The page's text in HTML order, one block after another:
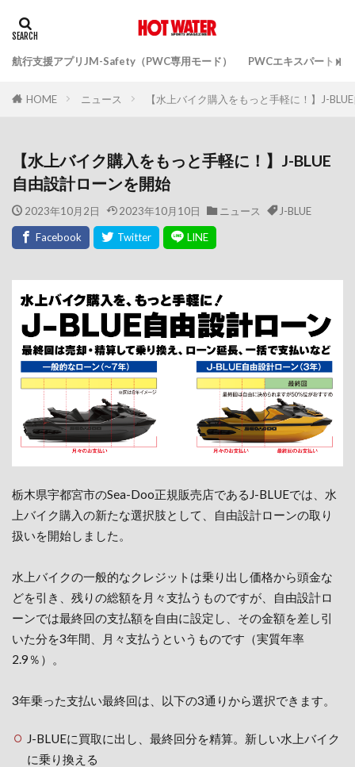
航行支援アプリJM-Safety（PWC専用モード） PWCエキスパートガ
HOME ニュース 【水上バイク購入をもっと手軽に！】J-
【水上バイク購入をもっと手軽に！】J-BLUE
自由設計ローンを開始
2023年10月2日 2023年10月10日 ニュース J-BLUE
栃木県宇都宮市のSea-Doo正規販売店であるJ-BLUEでは、水
上バイク購入の新たな選択肢として、自由設計ローンの取り
扱いを開始しました。
水上バイクの一般的なクレジットは乗り出し価格から頭金な
どを引き、残りの総額を月々支払うものですが、自由設計ロ
ーンでは最終回の支払額を自由に設定し、その金額を差し引
いた分を3年間、月々支払うというものです（実質年率
2.9％）。
3年乗った支払い最終回は、以下の3通りから選択できます。
J-BLUEに買取に出し、最終回分を精算。新しい水上バイク
に乗り換える